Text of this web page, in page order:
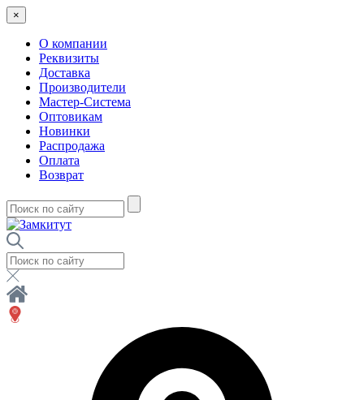
×
О компании
Реквизиты
Доставка
Производители
Мастер-Система
Оптовикам
Новинки
Распродажа
Оплата
Возврат